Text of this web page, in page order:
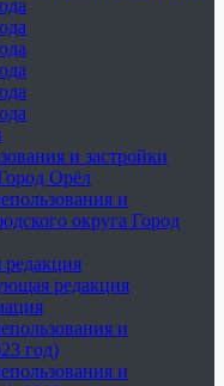
и застройки
Орёл
и
округа Город
редакция
и
год)
и